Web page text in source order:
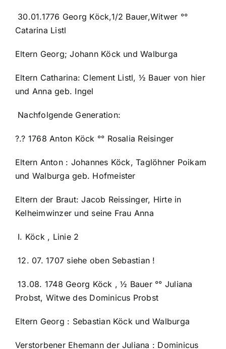
30.01.1776 Georg Köck,1/2 Bauer,Witwer °°
Catarina Listl
Eltern Georg; Johann Köck und Walburga
Eltern Catharina: Clement Listl, ½ Bauer von hier
und Anna geb. Ingel
Nachfolgende Generation:
?.? 1768 Anton Köck °° Rosalia Reisinger
Eltern Anton : Johannes Köck, Taglöhner Poikam
und Walburga geb. Hofmeister
Eltern der Braut: Jacob Reissinger, Hirte in
Kelheimwinzer und seine Frau Anna
I. Köck , Linie 2
12. 07. 1707 siehe oben Sebastian !
13.08. 1748 Georg Köck , ½ Bauer °° Juliana
Probst, Witwe des Dominicus Probst
Eltern Georg : Sebastian Köck und Walburga
Verstorbener Ehemann der Juliana : Dominicus